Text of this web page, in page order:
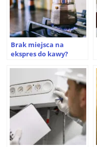
Brak miejsca na
ekspres do kawy?
kawiarki ciśnieniowej